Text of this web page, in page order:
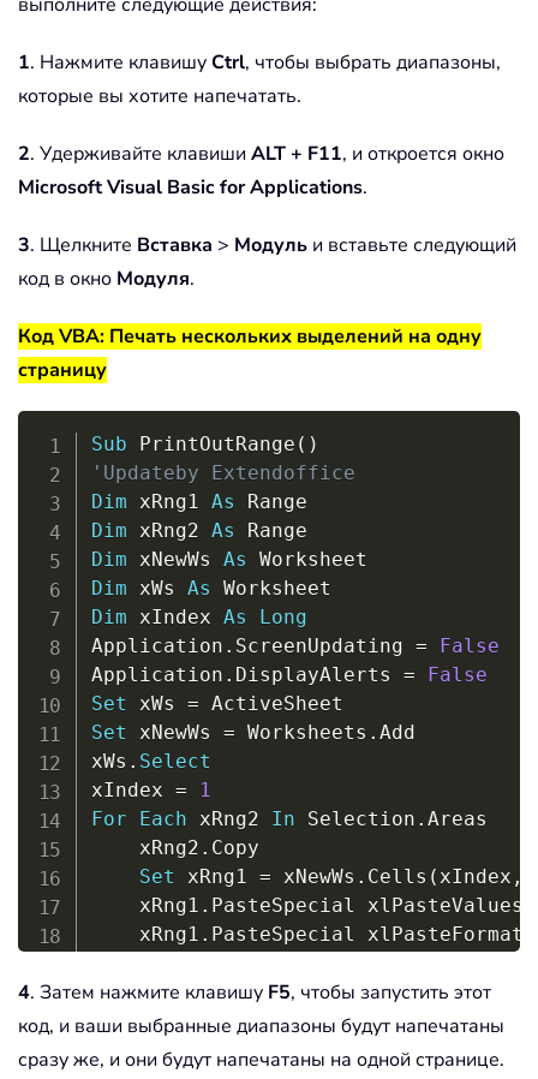
1. Нажмите клавишуCtrl, чтобы выбрать диапазоны,
которые вы хотите напечатать.
2. Удерживайте клавиши ALT + F11, и откроется окно
Microsoft Visual Basic for Applications.
3. Щелкните Вставка > Модуль и вставьте следующий
код в окно Модуля.
Код VBA: Печать нескольких выделений на одну
страницу
Sub PrintOutRange ( )
'Updateby Extendoffice
Dim xRng1 As
Dim xRng2 As
Dim xNewWs As
Dim xWs As
Dim xIndex As
Long
Application . ScreenUpdating =
False
Application . DisplayAlerts =
False
Set xWs =
Set xNewWs = Worksheets . Add
xWs . Select
xIndex =
1
For
Each xRng2 In Selection . Areas
    xRng2
. Copy
Set xRng1 = xNewWs . Cells ( xIndex ,
    xRng1
. PasteSpecial xlPasteValues
    xRng1
. PasteSpecial xlPasteFormats
Next
xNewWs.Columns.AutoFit
.
4. Затем нажмите клавишу F5, чтобы запустить этот
код, и ваши выбранные диапазоны будут напечатаны
сразу же, и они будут напечатаны на одной странице.